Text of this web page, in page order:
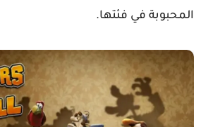
المحبوبة في فئتها.